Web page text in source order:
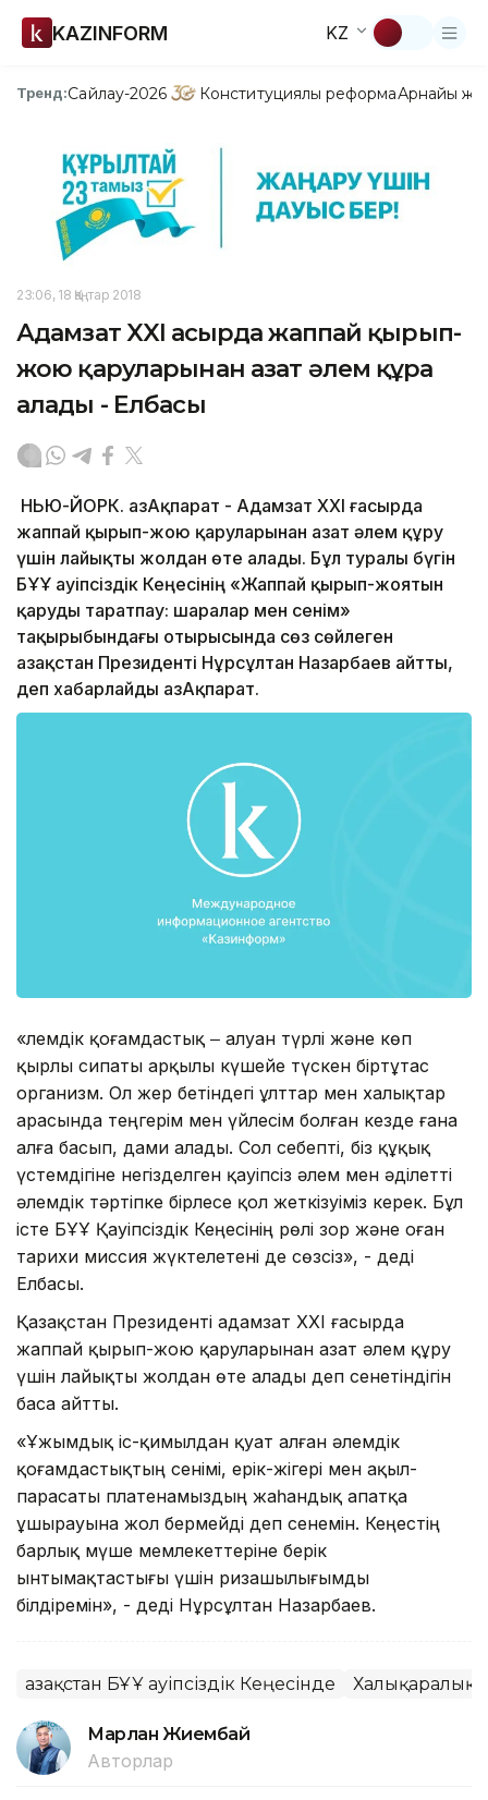
KAZINFORM KZ
Тренд:Сайлау-2026 Конституциялық реформаАрнайы
23:06, 18 Қаңтар 2018
Адамзат XXI ғасырда жаппай қырып-
жою қаруларынан азат әлем құра
алады - Елбасы
НЬЮ-ЙОРК. ҚазАқпарат - Адамзат XXI ғасырда
жаппай қырып-жою қаруларынан азат әлем құру
үшін лайықты жолдан өте алады. Бұл туралы бүгін
БҰҰ Қауіпсіздік Кеңесінің «Жаппай қырып-жоятын
қаруды таратпау: шаралар мен сенім»
тақырыбындағы отырысында сөз сөйлеген
Қазақстан Президенті Нұрсұлтан Назарбаев айтты,
деп хабарлайды ҚазАқпарат.
«Әлемдік қоғамдастық ‒ алуан түрлі және көп
қырлы сипаты арқылы күшейе түскен біртұтас
организм. Ол жер бетіндегі ұлттар мен халықтар
арасында теңгерім мен үйлесім болған кезде ғана
алға басып, дами алады. Сол себепті, біз құқық
үстемдігіне негізделген қауіпсіз әлем мен әділетті
әлемдік тәртіпке бірлесе қол жеткізуіміз керек. Бұл
істе БҰҰ Қауіпсіздік Кеңесінің рөлі зор және оған
тарихи миссия жүктелетені де сөзсіз», - деді
Елбасы.
Қазақстан Президенті адамзат XXI ғасырда
жаппай қырып-жою қаруларынан азат әлем құру
үшін лайықты жолдан өте алады деп сенетіндігін
баса айтты.
«Ұжымдық іс-қимылдан қуат алған әлемдік
қоғамдастықтың сенімі, ерік-жігері мен ақыл-
парасаты платенамыздың жаһандық апатқа
ұшырауына жол бермейді деп сенемін. Кеңестің
барлық мүше мемлекеттеріне берік
ынтымақтастығы үшін ризашылығымды
білдіремін», - деді Нұрсұлтан Назарбаев.
Қазақстан БҰҰ Қауіпсіздік Кеңесінде Халықаралық
Марлан Жиембай
Авторлар